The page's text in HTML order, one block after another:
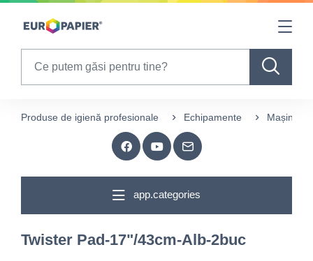
Table Of Content
Produse de igienă profesionale Echipamente Mașini
app.categories
Twister Pad-17"/43cm-Alb-2buc